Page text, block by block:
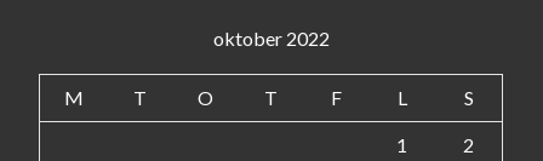
oktober 2022
M T O T F L S
1 2